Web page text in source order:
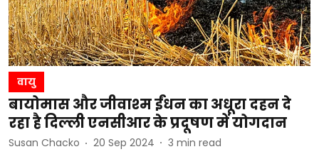
वायु
बायोमास और जीवाश्म ईंधन का अधूरा दहन दे
रहा है दिल्ली एनसीआर के प्रदूषण में योगदान
Susan Chacko 20 Sep 2024 3 min read